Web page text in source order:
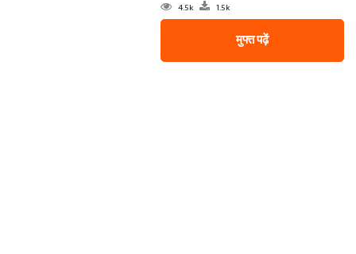
4.5k 1.5k
मुफ्त पढ़ें